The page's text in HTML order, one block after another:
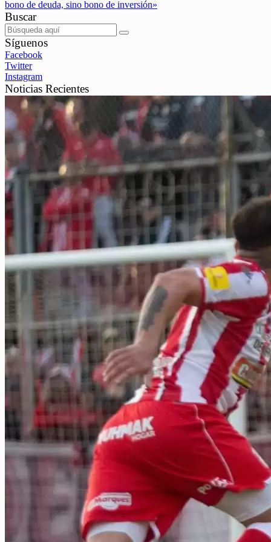
bono de deuda, sino bono de inversión»
Buscar
Síguenos
Facebook
Twitter
Instagram
Noticias Recientes